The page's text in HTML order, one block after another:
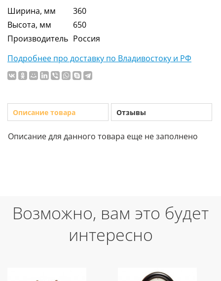
Ширина, мм
360
Высота, мм
650
Производитель Россия
Подробнее про доставку по Владивостоку и РФ
Описание товара Отзывы
Описание для данного товара еще не заполнено
Возможно, вам это будет
интересно